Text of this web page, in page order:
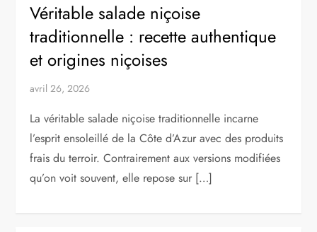
Véritable salade niçoise
traditionnelle : recette authentique
et origines niçoises
avril 26, 2026
La véritable salade niçoise traditionnelle incarne
l’esprit ensoleillé de la Côte d’Azur avec des produits
frais du terroir. Contrairement aux versions modifiées
qu’on voit souvent, elle repose sur […]